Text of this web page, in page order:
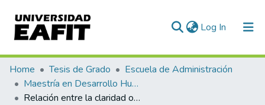
Log In (current)
Communities & Collections
All of DSpace
Home Tesis de Grado
Escuela de Administración
Maestría en Desarrollo Humano Organizacional (tesis)
Relación entre la claridad organizacional, como variable de las prácticas de gestión humana, y el clima organizacional